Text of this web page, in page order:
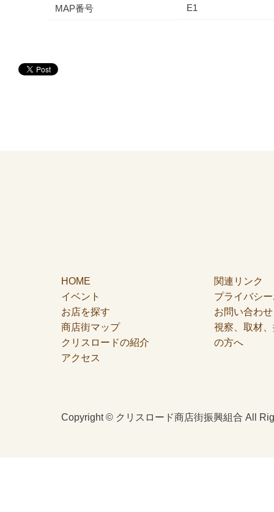
MAP番号 E1
HOME
イベント
お店を探す
商店街マップ
クリスロードの紹介
アクセス
関連リンク
プライバシ
お問い合わせ
視察、取材
の方へ
Copyright © クリスロード商店街振興組合 All